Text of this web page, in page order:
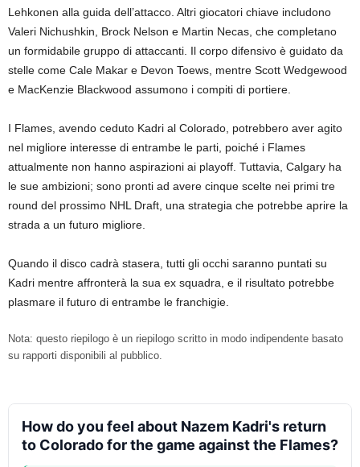
Lehkonen alla guida dell’attacco. Altri giocatori chiave includono
Valeri Nichushkin, Brock Nelson e Martin Necas, che completano
un formidabile gruppo di attaccanti. Il corpo difensivo è guidato da
stelle come Cale Makar e Devon Toews, mentre Scott Wedgewood
e MacKenzie Blackwood assumono i compiti di portiere.
I Flames, avendo ceduto Kadri al Colorado, potrebbero aver agito
nel migliore interesse di entrambe le parti, poiché i Flames
attualmente non hanno aspirazioni ai playoff. Tuttavia, Calgary ha
le sue ambizioni; sono pronti ad avere cinque scelte nei primi tre
round del prossimo NHL Draft, una strategia che potrebbe aprire la
strada a un futuro migliore.
Quando il disco cadrà stasera, tutti gli occhi saranno puntati su
Kadri mentre affronterà la sua ex squadra, e il risultato potrebbe
plasmare il futuro di entrambe le franchigie.
Nota: questo riepilogo è un riepilogo scritto in modo indipendente basato
su rapporti disponibili al pubblico.